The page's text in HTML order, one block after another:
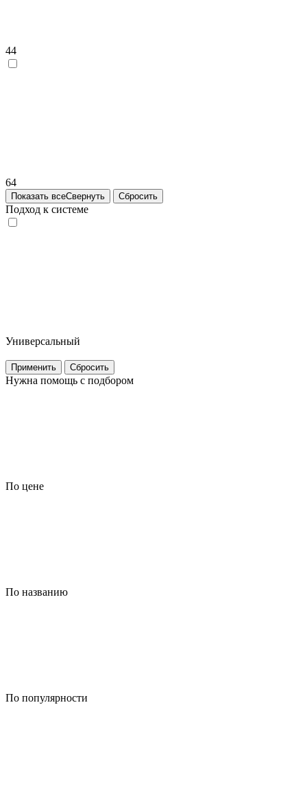
44
64
Показать всеСвернуть Сбросить
Подход к системе
Универсальный
Применить Сбросить
Нужна помощь с подбором
По цене
По названию
По популярности